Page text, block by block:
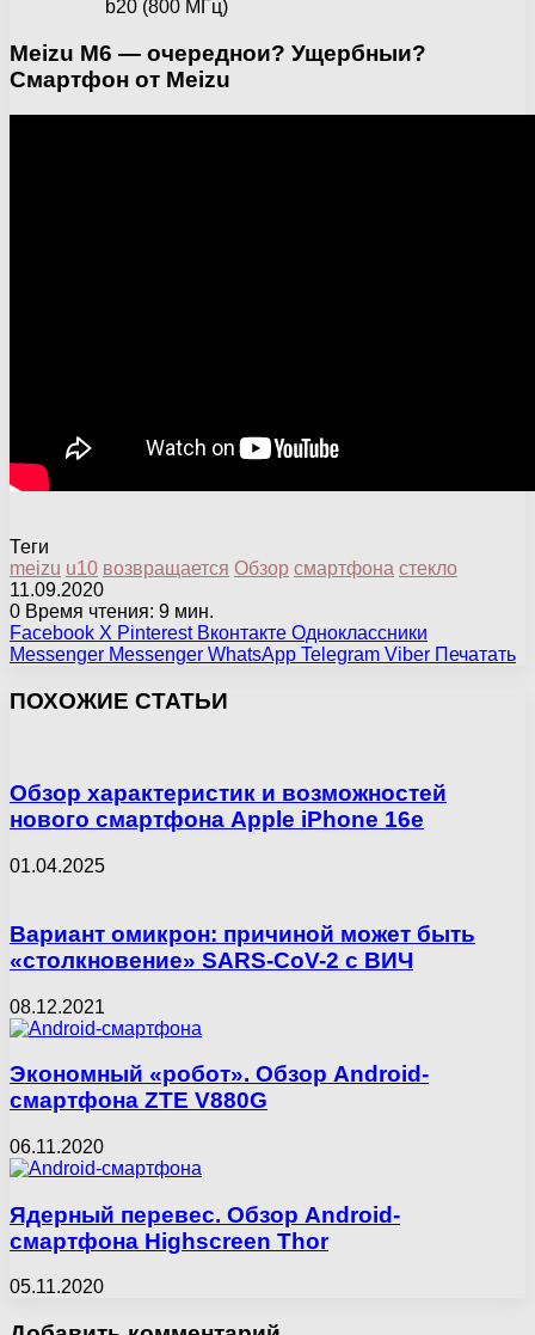
b20 (800 МГц)
Meizu M6 — очереднои? Ущербныи?
Смартфон от Meizu
Теги
meizu u10 возвращается Обзор смартфона стекло
11.09.2020
0 Время чтения: 9 мин.
Facebook X Pinterest Вконтакте Одноклассники
Messenger Messenger WhatsApp Telegram Viber Печатать
ПОХОЖИЕ СТАТЬИ
Обзор характеристик и возможностей
нового смартфона Apple iPhone 16e
01.04.2025
Вариант омикрон: причиной может быть
«столкновение» SARS-CoV-2 с ВИЧ
08.12.2021
Экономный «робот». Обзор Android-
смартфона ZTE V880G
06.11.2020
Ядерный перевес. Обзор Android-
смартфона Highscreen Thor
05.11.2020